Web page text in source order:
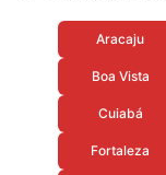
Aracaju
Boa Vista
Cuiabá
Fortaleza